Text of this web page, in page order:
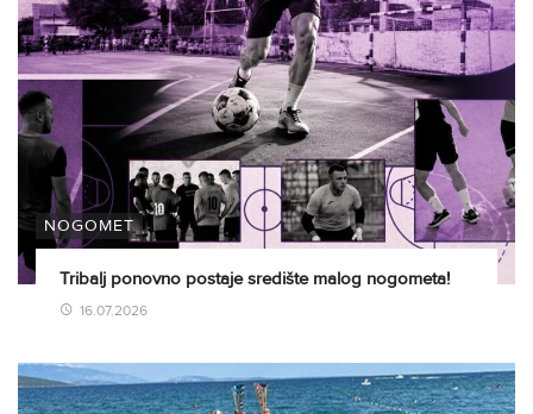
NOGOMET
Tribalj ponovno postaje središte malog nogometa!
16.07.2026